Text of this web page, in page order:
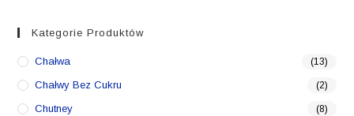
Kategorie Produktów
Chałwa (13)
Chałwy Bez Cukru (2)
Chutney (8)